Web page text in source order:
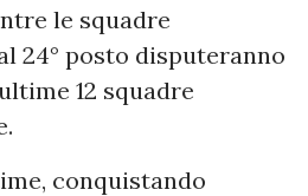
le squadre
24° posto disputeranno
12 squadre
conquistando